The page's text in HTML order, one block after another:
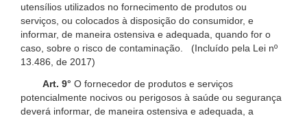
utensílios utilizados no fornecimento de produtos ou
serviços, ou colocados à disposição do consumidor, e
informar, de maneira ostensiva e adequada, quando for o
caso, sobre o risco de contaminação. (Incluído pela Lei nº
13.486, de 2017)
Art. 9° O fornecedor de produtos e serviços
potencialmente nocivos ou perigosos à saúde ou segurança
deverá informar, de maneira ostensiva e adequada, a